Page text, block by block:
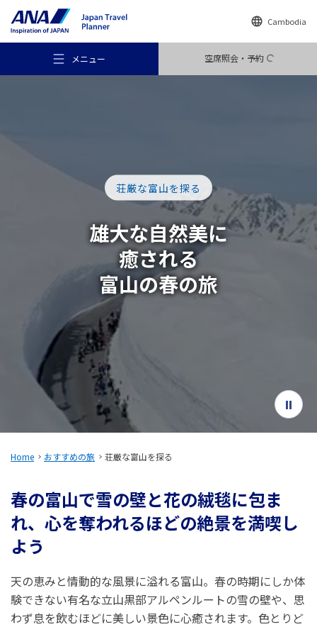
Cambodia
メニュー 空席照会・予約
旅のアイデア
旅のお役立ち情報
ANA サービス
閉じる
荘厳な富山を探る
雄大な自然美に
癒される
富山の春の旅
Home おすすめの旅 荘厳な富山を探る
春の富山で雪の壁と花の絨毯に包ま
れ、心を奪われるほどの絶景を満喫し
よう
天の恵みと情動的な風景に溢れる富山。春の時期にしか体
験できない有名な立山黒部アルペンルートの雪の壁や、思
わず息を飲むほどに美しい景色に心癒されます。色とりど